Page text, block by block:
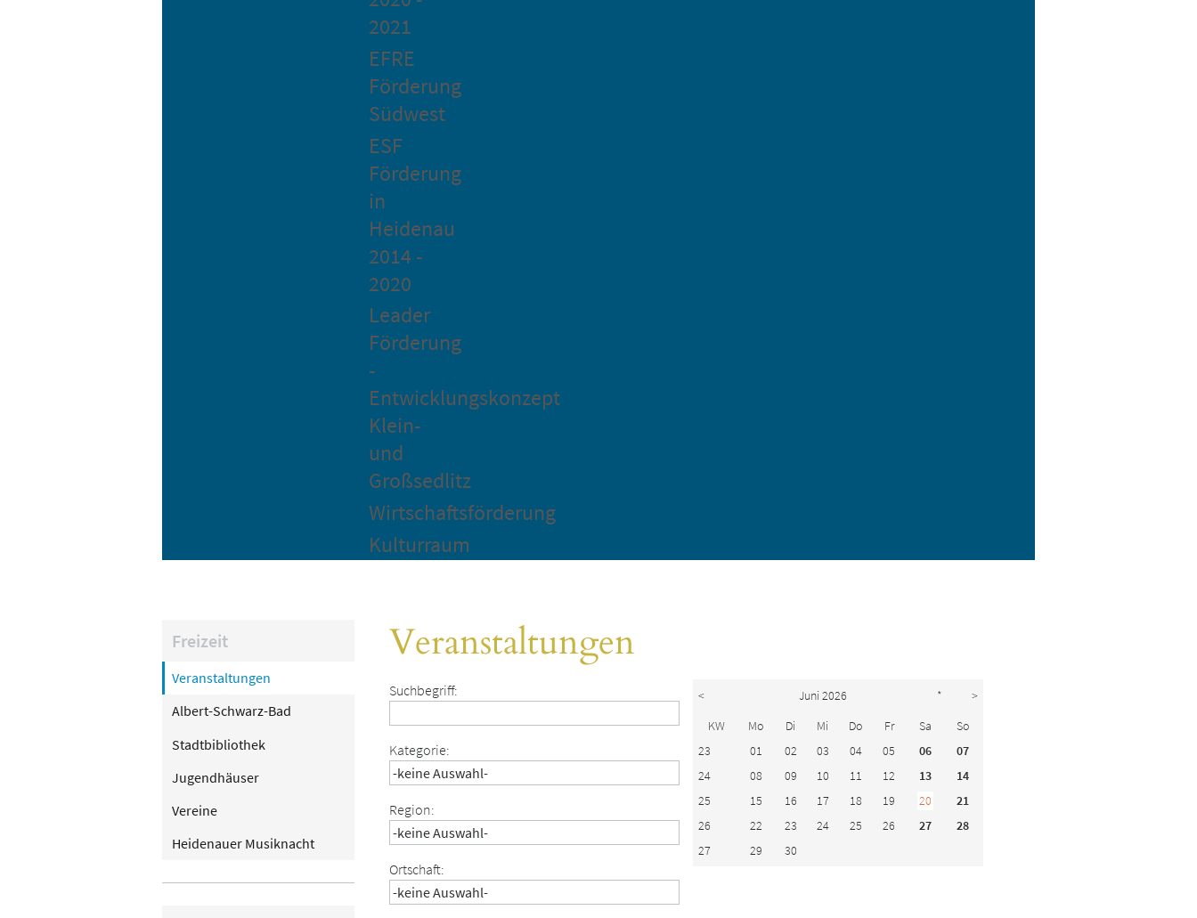
2021
EFRE
Förderung
Südwest
ESF
Förderung
in
Heidenau
2014 -
2020
Leader
Förderung
-
Entwicklungskonzept
Klein-
und
Großsedlitz
Wirtschaftsförderung
Kulturraum
Freizeit
Veranstaltungen
Albert-Schwarz-Bad
Stadtbibliothek
Jugendhäuser
Vereine
Heidenauer Musiknacht
Veranstaltungen
Suchbegriff:
Kategorie:
Region:
Ortschaft:
< Juni 2026 *
>
KW
Mo Di Mi Do Fr Sa
So
23
01 02 03 04 05 06
07
24
08 09 10 11 12 13
14
25
15 16 17 18 19 20
21
26
22 23 24 25 26 27
28
27
29 30